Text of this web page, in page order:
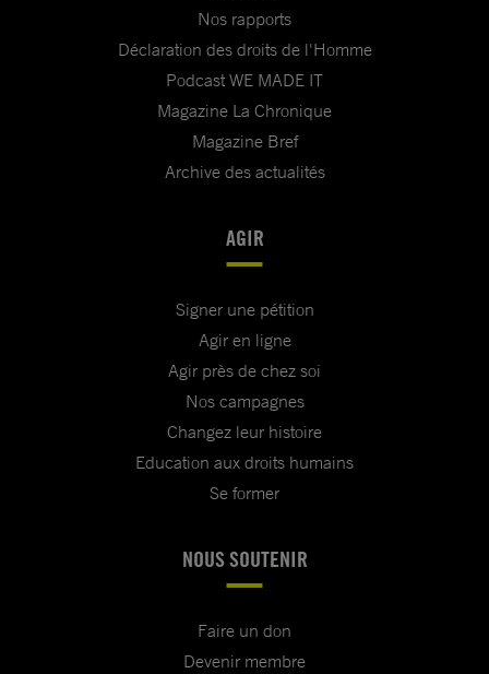
Nos rapports
Déclaration des droits de l'Homme
Podcast WE MADE IT
Magazine La Chronique
Magazine Bref
Archive des actualités
AGIR
Signer une pétition
Agir en ligne
Agir près de chez soi
Nos campagnes
Changez leur histoire
Education aux droits humains
Se former
NOUS SOUTENIR
Faire un don
Devenir membre